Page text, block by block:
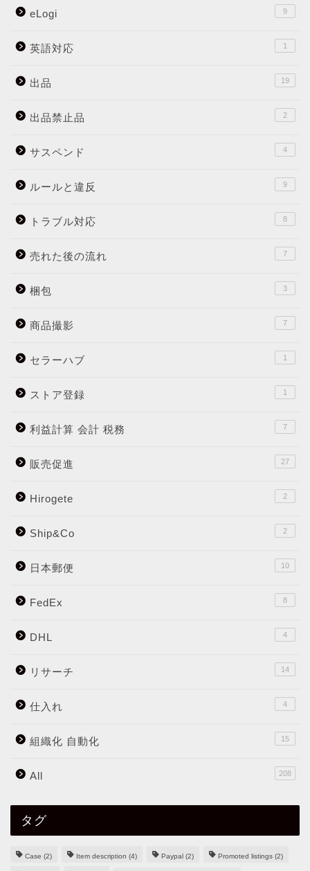
eLogi 9
英語対応 1
出品 19
出品禁止品 2
サスペンド 4
ルールと違反 9
トラブル対応 8
売れた後の流れ 7
梱包 3
商品撮影 7
セラーハブ 1
ストア登録 1
利益計算 会計 税務 7
販売促進 27
Hirogete 2
Ship&Co 2
日本郵便 10
FedEx 8
DHL 4
リサーチ 14
仕入れ 4
組織化 自動化 15
All 208
タグ
Case (2) Item description (4) Paypal (2) Promoted listings (2)